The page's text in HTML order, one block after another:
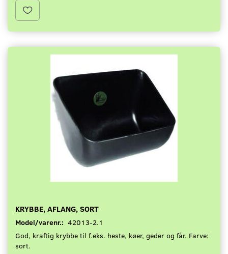
KRYBBE, AFLANG, SORT
Model/varenr.: 42013-2.1
God, kraftig krybbe til f.eks. heste, køer, geder og får. Farve:
sort.